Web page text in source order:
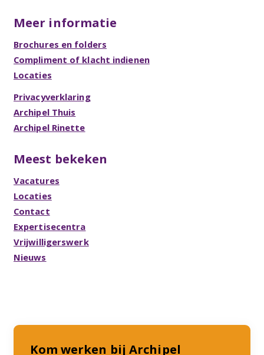
Meer informatie
Brochures en folders
Compliment of klacht indienen
Locaties
Privacyverklaring
Archipel Thuis
Archipel Rinette
Meest bekeken
Vacatures
Locaties
Contact
Expertisecentra
Vrijwilligerswerk
Nieuws
Kom werken bij Archipel